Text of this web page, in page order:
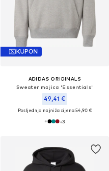
KUPON
ADIDAS ORIGINALS
Sweater majica 'Essentials'
49,41 €
Posljednja najniža cijena:54,90 €
+3